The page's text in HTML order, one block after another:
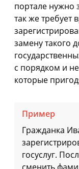
портале нужно
так же требует
замену такого
с порядком и
которые
Пример
Гражданка
госуслуг.